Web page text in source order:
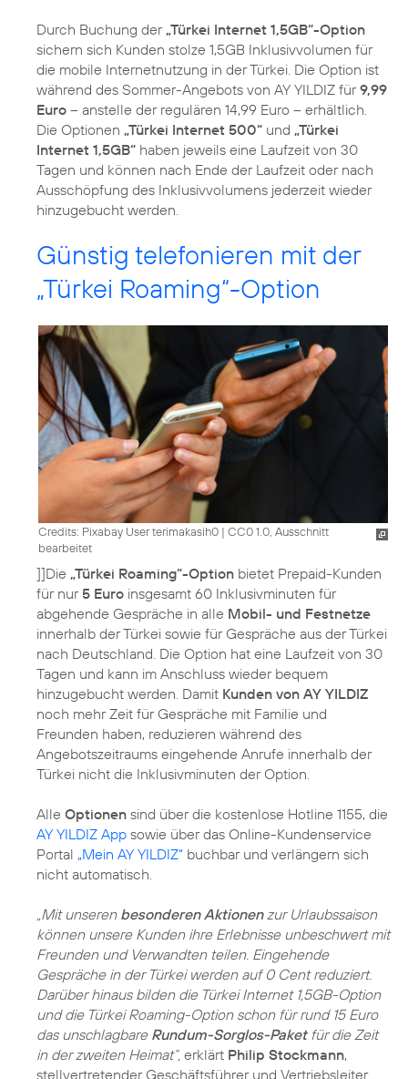
Durch Buchung der„Türkei Internet 1,5GB“-Option
sichern sich Kunden stolze 1,5GB Inklusivvolumen für
die mobile Internetnutzung in der Türkei. Die Option ist
während des Sommer-Angebots von AY YILDIZ für9,99
Euro – anstelle der regulären 14,99 Euro – erhältlich.
Die Optionen „Türkei Internet 500“ und „Türkei
Internet 1,5GB“ haben jeweils eine Laufzeit von 30
Tagen und können nach Ende der Laufzeit oder nach
Ausschöpfung des Inklusivvolumens jederzeit wieder
hinzugebucht werden.
Günstig telefonieren mit der
„Türkei Roaming“-Option
Credits: Pixabay User terimakasih0 | CC0 1.0, Ausschnitt
bearbeitet
]]Die „Türkei Roaming“-Option bietet Prepaid-Kunden
für nur5 Euro insgesamt 60 Inklusivminuten für
abgehende Gespräche in alle Mobil- und Festnetze
innerhalb der Türkei sowie für Gespräche aus der Türkei
nach Deutschland. Die Option hat eine Laufzeit von 30
Tagen und kann im Anschluss wieder bequem
hinzugebucht werden. Damit Kunden von AY YILDIZ
noch mehr Zeit für Gespräche mit Familie und
Freunden haben, reduzieren während des
Angebotszeitraums eingehende Anrufe innerhalb der
Türkei nicht die Inklusivminuten der Option.
Alle Optionen sind über die kostenlose Hotline 1155, die
AY YILDIZ App sowie über das Online-Kundenservice
Portal „Mein AY YILDIZ“ buchbar und verlängern sich
nicht automatisch.
„Mit unseren besonderen Aktionenzur Urlaubssaison
können unsere Kunden ihre Erlebnisse unbeschwert mit
Freunden und Verwandten teilen. Eingehende
Gespräche in der Türkei werden auf 0 Cent reduziert.
Darüber hinaus bilden die Türkei Internet 1,5GB-Option
und die Türkei Roaming-Option schon für rund 15 Euro
das unschlagbare Rundum-Sorglos-Paketfür die Zeit
in der zweiten Heimat“, erklärt Philip Stockmann,
stellvertretender Geschäftsführer und Vertriebsleiter